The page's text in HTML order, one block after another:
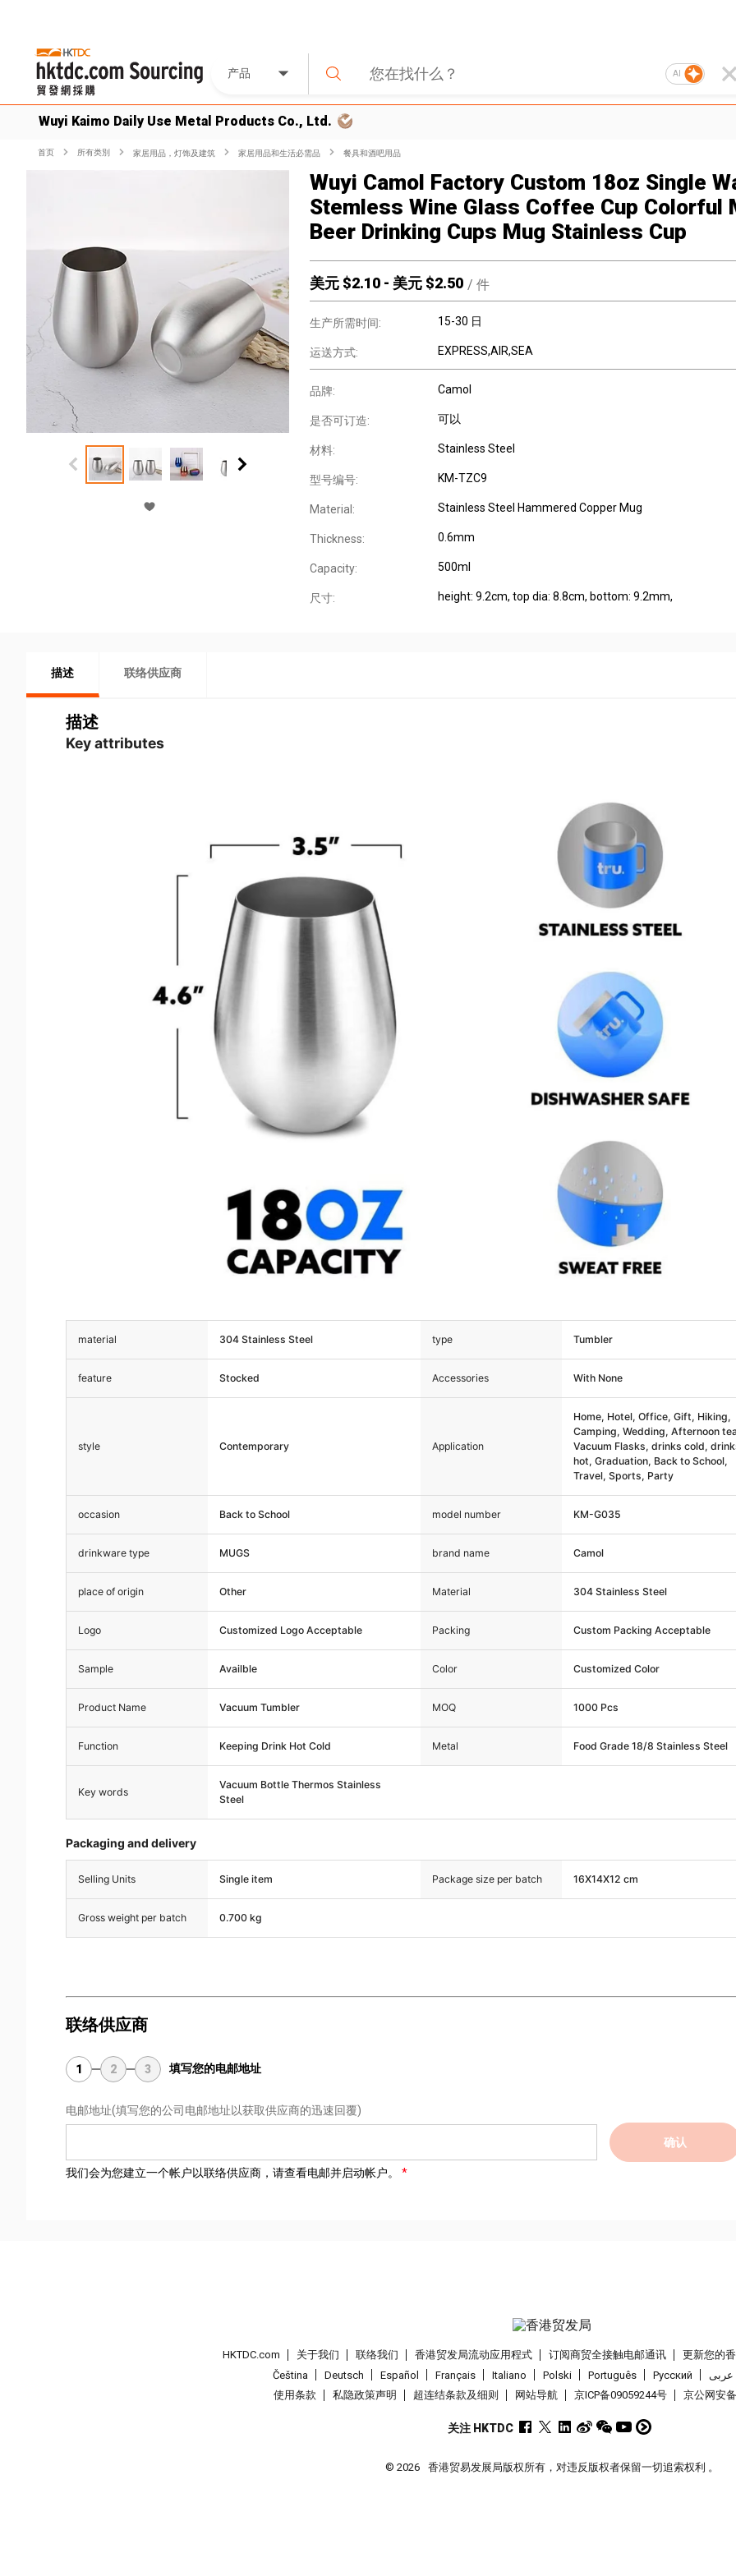
产品 AI
Wuyi Kaimo Daily Use Metal Products Co., Ltd.
首页 所有类別 家居用品，灯饰及建筑 家居用品和生活必需品 餐具和酒吧用品
Wuyi Camol Factory Custom 18oz Single
Stemless Wine Glass Coffee Cup Colorful
Beer Drinking Cups Mug Stainless Cup
美元 $2.10 - 美元 $2.50 / 件
生产所需时间: 15-30 日
运送方式: EXPRESS,AIR,SEA
品牌: Camol
是否可订造: 可以
材料: Stainless Steel
型号编号: KM-TZC9
Material: Stainless Steel Hammered Copper Mug
Thickness: 0.6mm
Capacity: 500ml
尺寸: height: 9.2cm, top dia: 8.8cm, bottom: 9.2mm,
描述 联络供应商
描述
Key attributes
material 304 Stainless Steel type Tumbler
feature Stocked Accessories With None
style Contemporary Application
Home, Hotel, Office, Gift, Hiking,
Camping, Wedding, Afternoon
Vacuum Flasks, drinks cold,
hot, Graduation, Back to School,
Travel, Sports, Party
occasion Back to School model number KM-G035
drinkware type MUGS brand name Camol
place of origin Other Material 304 Stainless Steel
Logo Customized Logo Acceptable Packing Custom Packing Acceptable
Sample Availble Color Customized Color
Product Name Vacuum Tumbler MOQ 1000 Pcs
Function Keeping Drink Hot Cold Metal Food Grade 18/8 Stainless Steel
Key words
Vacuum Bottle Thermos Stainless
Steel
Packaging and delivery
Selling Units Single item Package size per batch 16X14X12 cm
Gross weight per batch 0.700 kg
联络供应商
1 2 3 填写您的电邮地址
电邮地址(填写您的公司电邮地址以获取供应商的迅速回覆)
确认
我们会为您建立一个帐户以联络供应商，请查看电邮并启动帐户。
HKTDC.com 关于我们 联络我们 香港贸发局流动应用程式 订阅商贸全接触电邮通讯 更新您的
Čeština
Deutsch Español Français Italiano Polski Português Pусский عربى
使用条款
私隐政策声明 超连结条款及细则 网站导航 京ICP备09059244号 京公网安
关注 HKTDC
© 2026 香港贸易发展局版权所有，对违反版权者保留一切追索权利 。